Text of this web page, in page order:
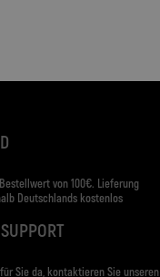
von 100€. Lieferung
Deutschlands kostenlos
Sie da, kontaktieren Sie unseren